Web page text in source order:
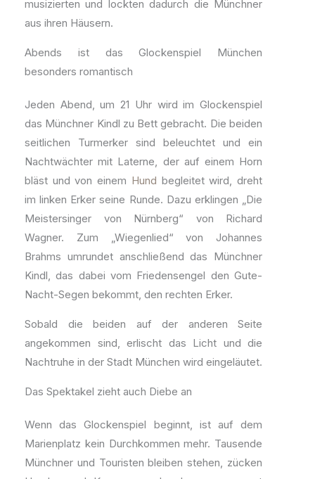
musizierten und lockten dadurch die Münchner
aus ihren Häusern.
Abends ist das Glockenspiel München
besonders romantisch
Jeden Abend, um 21 Uhr wird im Glockenspiel
das Münchner Kindl zu Bett gebracht. Die beiden
seitlichen Turmerker sind beleuchtet und ein
Nachtwächter mit Laterne, der auf einem Horn
bläst und von einem Hund begleitet wird, dreht
im linken Erker seine Runde. Dazu erklingen „Die
Meistersinger von Nürnberg“ von Richard
Wagner. Zum „Wiegenlied“ von Johannes
Brahms umrundet anschließend das Münchner
Kindl, das dabei vom Friedensengel den Gute-
Nacht-Segen bekommt, den rechten Erker.
Sobald die beiden auf der anderen Seite
angekommen sind, erlischt das Licht und die
Nachtruhe in der Stadt München wird eingeläutet.
Das Spektakel zieht auch Diebe an
Wenn das Glockenspiel beginnt, ist auf dem
Marienplatz kein Durchkommen mehr. Tausende
Münchner und Touristen bleiben stehen, zücken